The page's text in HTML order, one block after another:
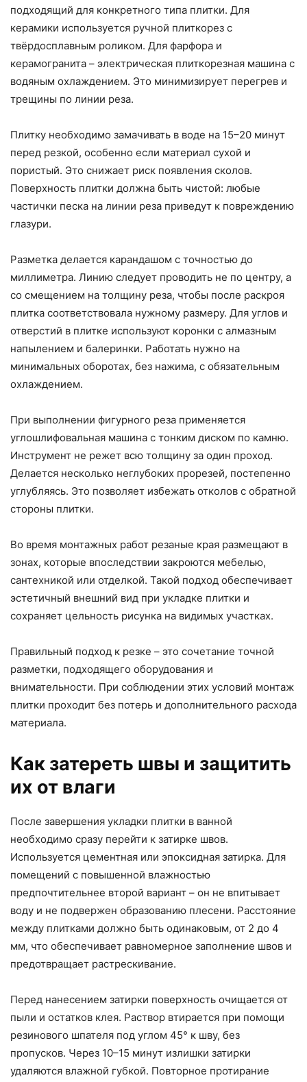
подходящий для конкретного типа плитки. Для
керамики используется ручной плиткорез с
твёрдосплавным роликом. Для фарфора и
керамогранита – электрическая плиткорезная машина с
водяным охлаждением. Это минимизирует перегрев и
трещины по линии реза.
Плитку необходимо замачивать в воде на 15–20 минут
перед резкой, особенно если материал сухой и
пористый. Это снижает риск появления сколов.
Поверхность плитки должна быть чистой: любые
частички песка на линии реза приведут к повреждению
глазури.
Разметка делается карандашом с точностью до
миллиметра. Линию следует проводить не по центру, а
со смещением на толщину реза, чтобы после раскроя
плитка соответствовала нужному размеру. Для углов и
отверстий в плитке используют коронки с алмазным
напылением и балеринки. Работать нужно на
минимальных оборотах, без нажима, с обязательным
охлаждением.
При выполнении фигурного реза применяется
углошлифовальная машина с тонким диском по камню.
Инструмент не режет всю толщину за один проход.
Делается несколько неглубоких прорезей, постепенно
углубляясь. Это позволяет избежать отколов с обратной
стороны плитки.
Во время монтажных работ резаные края размещают в
зонах, которые впоследствии закроются мебелью,
сантехникой или отделкой. Такой подход обеспечивает
эстетичный внешний вид при укладке плитки и
сохраняет цельность рисунка на видимых участках.
Правильный подход к резке – это сочетание точной
разметки, подходящего оборудования и
внимательности. При соблюдении этих условий монтаж
плитки проходит без потерь и дополнительного расхода
материала.
Как затереть швы и защитить
их от влаги
После завершения укладки плитки в ванной
необходимо сразу перейти к затирке швов.
Используется цементная или эпоксидная затирка. Для
помещений с повышенной влажностью
предпочтительнее второй вариант – он не впитывает
воду и не подвержен образованию плесени. Расстояние
между плитками должно быть одинаковым, от 2 до 4
мм, что обеспечивает равномерное заполнение швов и
предотвращает растрескивание.
Перед нанесением затирки поверхность очищается от
пыли и остатков клея. Раствор втирается при помощи
резинового шпателя под углом 45° к шву, без
пропусков. Через 10–15 минут излишки затирки
удаляются влажной губкой. Повторное протирание